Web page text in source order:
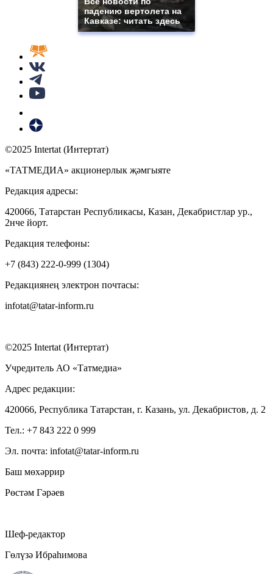
падению вертолета на
Кавказе: читать здесь
©2025 Intertat (Интертат)
«ТАТМЕДИА» акционерлык җәмгыяте
Редакция адресы:
420066, Татарстан Республикасы, Казан, Декабристлар ур.,
2нче йорт.
Редакция телефоны:
+7 (843) 222-0-999 (1304)
Редакциянең электрон почтасы:
infotat@tatar-inform.ru
©2025 Intertat (Интертат)
Учредитель АО «Татмедиа»
Адрес редакции:
420066, Республика Татарстан, г. Казань, ул. Декабристов, д. 2
Тел.: +7 843 222 0 999
Эл. почта: infotat@tatar-inform.ru
Баш мөхәррир
Рөстәм Гәрәев
Шеф-редактор
Гөлүзә Ибраһимова